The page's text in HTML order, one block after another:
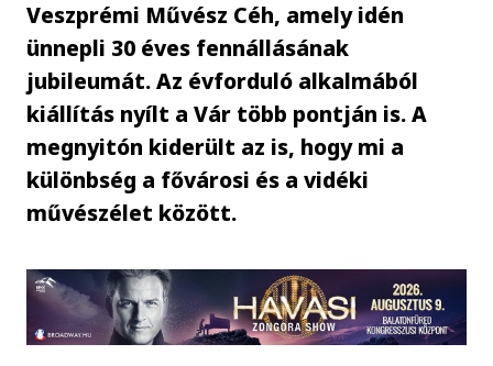
Veszprémi Művész Céh, amely idén
ünnepli 30 éves fennállásának
jubileumát. Az évforduló alkalmából
kiállítás nyílt a Vár több pontján is. A
megnyitón kiderült az is, hogy mi a
különbség a fővárosi és a vidéki
művészélet között.